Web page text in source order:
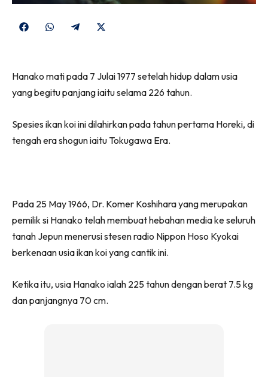
Share
Share
Share
(Twitter)
Hanako mati pada 7 Julai 1977 setelah hidup dalam usia
yang begitu panjang iaitu selama 226 tahun.
Spesies ikan koi ini dilahirkan pada tahun pertama Horeki, di
tengah era shogun iaitu Tokugawa Era.
Pada 25 May 1966, Dr. Komer Koshihara yang merupakan
pemilik si Hanako telah membuat hebahan media ke seluruh
tanah Jepun menerusi stesen radio Nippon Hoso Kyokai
berkenaan usia ikan koi yang cantik ini.
Ketika itu, usia Hanako ialah 225 tahun dengan berat 7.5 kg
dan panjangnya 70 cm.